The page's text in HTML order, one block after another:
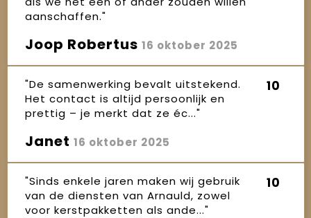
aanschaffen."
Joop Robertus 16 oktober 2025
"De samenwerking bevalt uitstekend.
Het contact is altijd persoonlijk en
prettig – je merkt dat ze éc..."
10
Janet 16 oktober 2025
"Sinds enkele jaren maken wij gebruik
van de diensten van Arnauld, zowel
voor kerstpakketten als ande..."
10